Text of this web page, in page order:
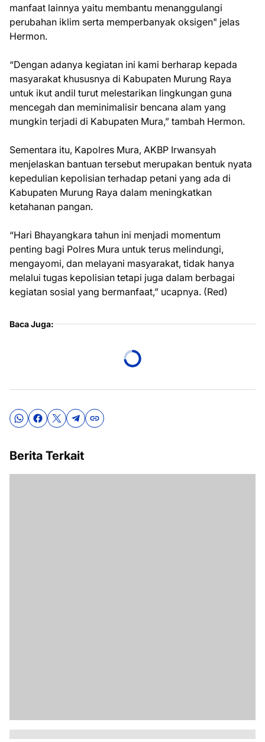
manfaat lainnya yaitu membantu menanggulangi
perubahan iklim serta memperbanyak oksigen" jelas
Hermon.
“Dengan adanya kegiatan ini kami berharap kepada
masyarakat khususnya di Kabupaten Murung Raya
untuk ikut andil turut melestarikan lingkungan guna
mencegah dan meminimalisir bencana alam yang
mungkin terjadi di Kabupaten Mura,” tambah Hermon.
Sementara itu, Kapolres Mura, AKBP Irwansyah
menjelaskan bantuan tersebut merupakan bentuk nyata
kepedulian kepolisian terhadap petani yang ada di
Kabupaten Murung Raya dalam meningkatkan
ketahanan pangan.
“Hari Bhayangkara tahun ini menjadi momentum
penting bagi Polres Mura untuk terus melindungi,
mengayomi, dan melayani masyarakat, tidak hanya
melalui tugas kepolisian tetapi juga dalam berbagai
kegiatan sosial yang bermanfaat,” ucapnya. (Red)
Baca Juga:
Berita Terkait